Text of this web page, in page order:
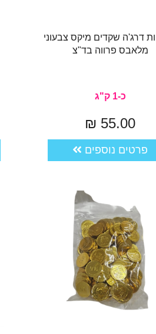
דרג'ה שקדים מיקס צבעוני
מלאבס פרווה בד"צ
כ-1 ק"ג
55.00 ₪
פרטים נוספים